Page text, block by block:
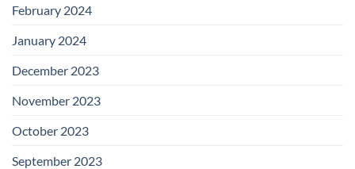
February 2024
January 2024
December 2023
November 2023
October 2023
September 2023